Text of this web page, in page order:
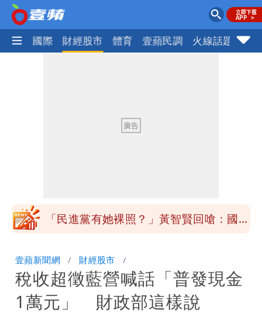
社會 國際 財經股市 體育 壹蘋民調 火線話題
噴：難道真在顧忌中國？
35歲早餐不吃鐵板麵？釣出一票人點
異 網笑：老師好像提油救火了
「民進黨有她裸照？」黃智賢回嗆：國民
子...請還我們平靜
氣象女神累了？白海豚報成「白沙屯」
本尊：懊惱到現在
大爆發！3颱風+1熱帶低壓 專家逐一分
壹蘋新聞網 財經股市
稅收超徵藍營喊話「普發現金
1萬元」 財政部這樣說